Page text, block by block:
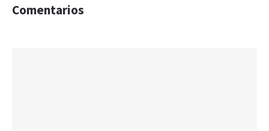
Comentarios